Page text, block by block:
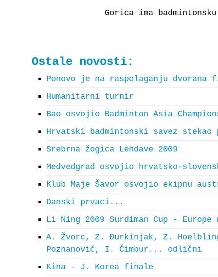
Gorica ima
Ostale novosti:
Ponovo je na raspolaganju dvorana
Humanitarni turnir
Bao osvojio Badminton Asia
Hrvatski badmintonski savez stekao
Srebrna žogica Lendave 2009
Medvedgrad osvojio hrvatsko-
Klub Maje Šavor osvojio ekipnu
Danski prvaci...
Li Ning 2009 Surdiman Cup -
A. Žvorc, Z. Đurkinjak, Z.
Poznanović, I. Čimbur... odlični
Kina - J. Korea finale